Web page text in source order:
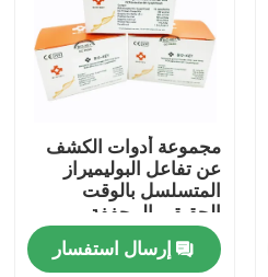
مجموعة أدوات الكشف
عن تفاعل البوليميراز
المتسلسل بالوقت
الحقيقي المجففة
بالتجميد النيسرية
السيلانية NG 96 اختبار /
إرسال استفسار